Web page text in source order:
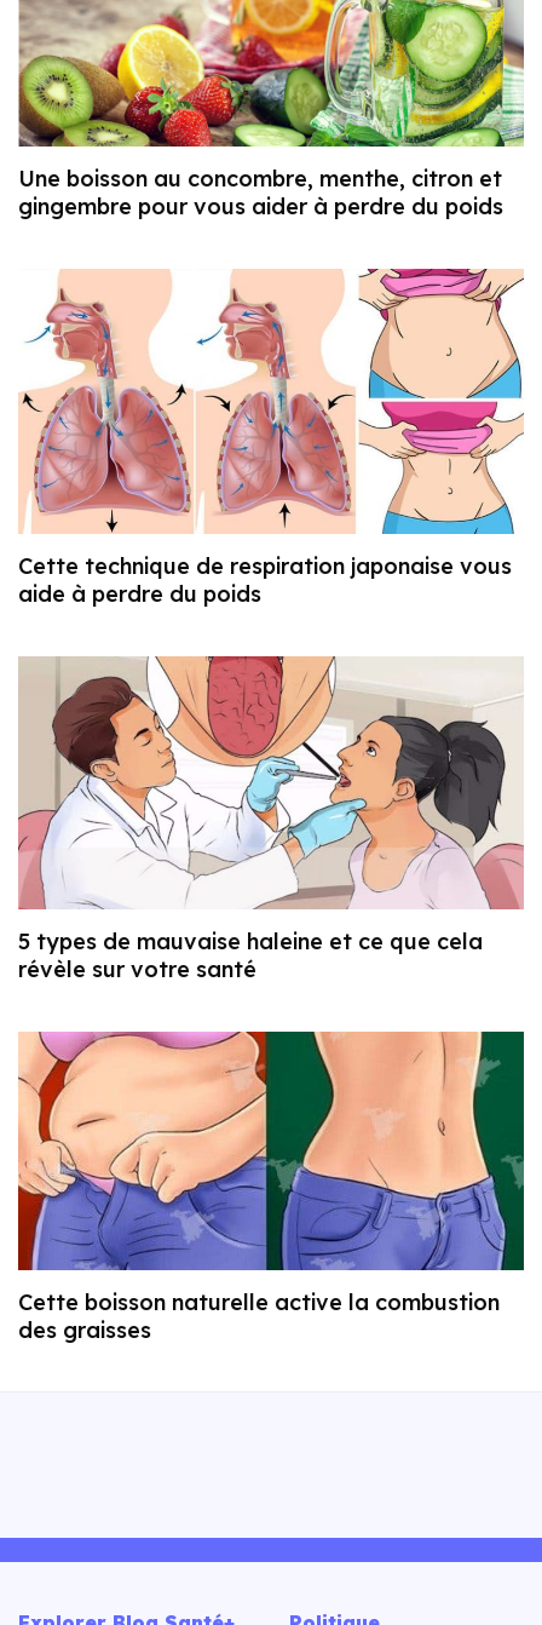
Une boisson au concombre, menthe, citron et
gingembre pour vous aider à perdre du poids
Cette technique de respiration japonaise vous
aide à perdre du poids
5 types de mauvaise haleine et ce que cela
révèle sur votre santé
Cette boisson naturelle active la combustion
des graisses